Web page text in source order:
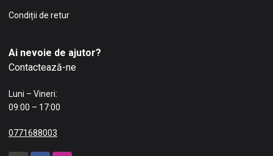
Condiții de retur
Ai nevoie de ajutor?
Contactează-ne
Luni – Vineri:
09:00 – 17:00
0771688003